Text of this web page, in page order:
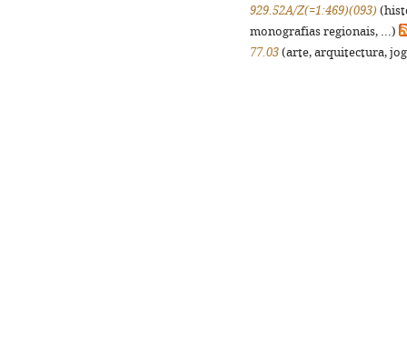
929.52A/Z(=1:469)(093)
monografias regionais, ...)
77.03 (arte, arquitectura,